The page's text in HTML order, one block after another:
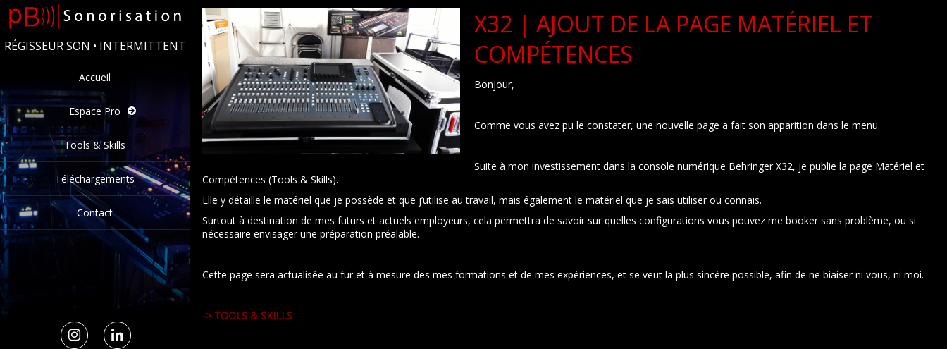
RÉGISSEUR SON • INTERMITTENT
Accueil
Espace Pro
Tools & Skills
Téléchargements
Contact
X32 | AJOUT DE LA PAGE MATÉRIEL ET
COMPÉTENCES
Bonjour,
Comme vous avez pu le constater, une nouvelle page a fait son apparition dans le menu.
Suite à mon investissement dans la console numérique Behringer X32, je publie la page Matériel et
Compétences (Tools & Skills).
Elle y détaille le matériel que je possède et que j’utilise au travail, mais également le matériel que je sais utiliser ou connais.
Surtout à destination de mes futurs et actuels employeurs, cela permettra de savoir sur quelles configurations vous pouvez me booker sans problème, ou si
nécessaire envisager une préparation préalable.
Cette page sera actualisée au fur et à mesure des mes formations et de mes expériences, et se veut la plus sincère possible, afin de ne biaiser ni vous, ni moi.
-> TOOLS & SKILLS